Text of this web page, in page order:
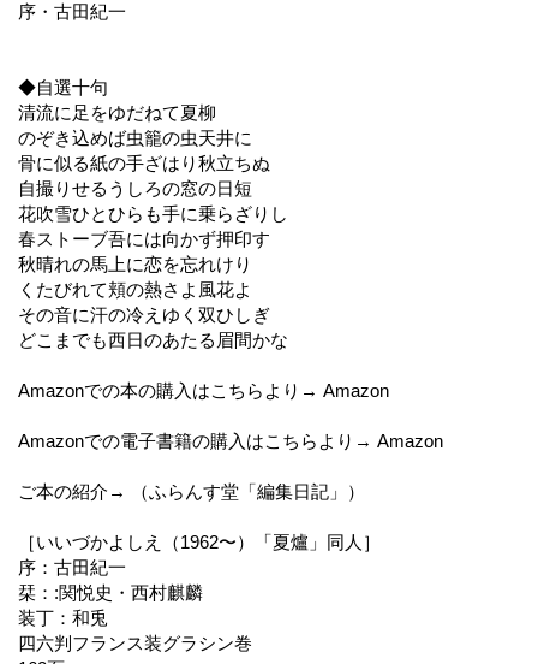
序・古田紀一
◆自選十句
清流に足をゆだねて夏柳
のぞき込めば虫籠の虫天井に
骨に似る紙の手ざはり秋立ちぬ
自撮りせるうしろの窓の日短
花吹雪ひとひらも手に乗らざりし
春ストーブ吾には向かず押印す
秋晴れの馬上に恋を忘れけり
くたびれて頬の熱さよ風花よ
その音に汗の冷えゆく双ひしぎ
どこまでも西日のあたる眉間かな
Amazonでの本の購入はこちらより→ Amazon
Amazonでの電子書籍の購入はこちらより→ Amazon
ご本の紹介→ （ふらんす堂「編集日記」）
［いいづかよしえ（1962〜）「夏爐」同人］
序：古田紀一
栞：:関悦史・西村麒麟
装丁：和兎
四六判フランス装グラシン巻